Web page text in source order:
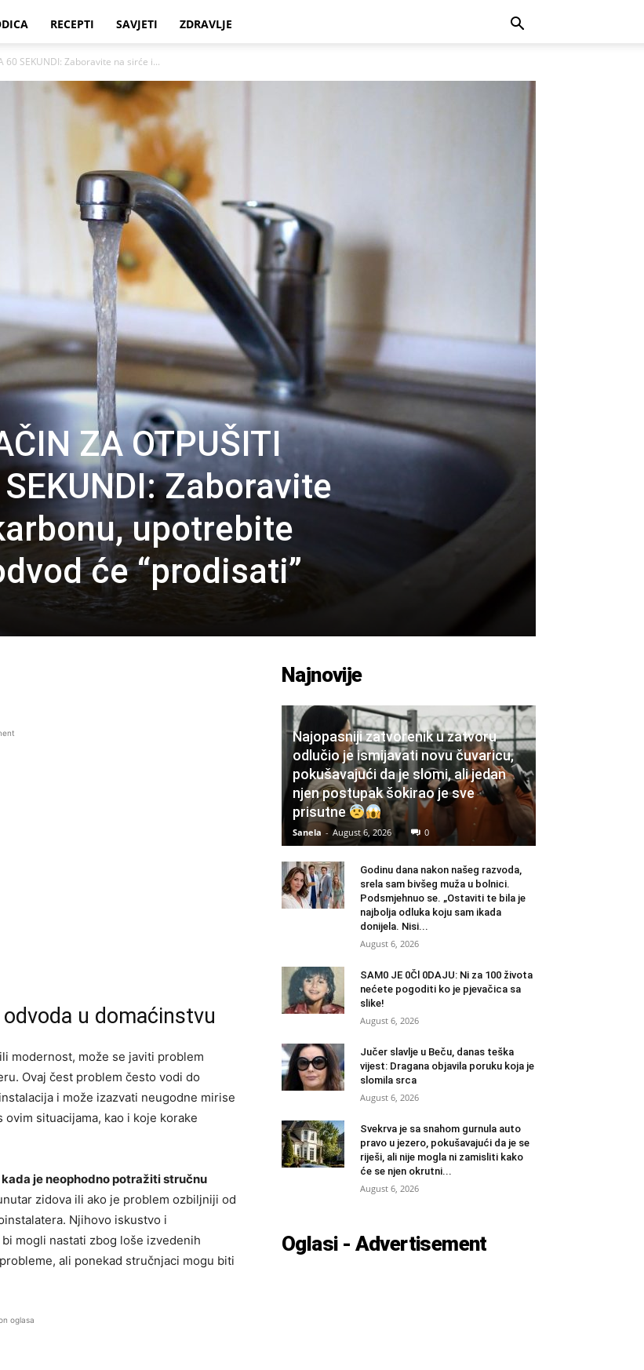
RECEPTI SAVJETI ZDRAVLJE
60 SEKUNDI: Zaboravite na sirće i...
ZA OTPUŠITI
Zaboravite
upotrebite
će “prodisati”
u domaćinstvu
modernost, može se javiti problem
Ovaj čest problem često vodi do
i može izazvati neugodne mirise
situacijama, kao i koje korake
je neophodno potražiti stručnu
zidova ili ako je problem ozbiljniji od
Njihovo iskustvo i
mogli nastati zbog loše izvedenih
ali ponekad stručnjaci mogu biti
oglasa
Najnovije
Najopasniji zatvorenik u zatvoru
odlučio je ismijavati novu čuvaricu,
pokušavajući da je slomi, ali jedan
njen postupak šokirao je sve
prisutne
Sanela - August 6, 2026 0
Godinu dana nakon našeg razvoda,
srela sam bivšeg muža u bolnici.
Podsmjehnuo se. „Ostaviti te bila je
najbolja odluka koju sam ikada
donijela. Nisi...
August 6, 2026
SAM0 JE 0Čl 0DAJU: Ni za 100 života
nećete pogoditi ko je pjevačica sa
slike!
August 6, 2026
Jučer slavlje u Beču, danas teška
vijest: Dragana objavila poruku koja je
slomila srca
August 6, 2026
Svekrva je sa snahom gurnula auto
pravo u jezero, pokušavajući da je se
riješi, ali nije mogla ni zamisliti kako
će se njen okrutni...
August 6, 2026
Oglasi - Advertisement